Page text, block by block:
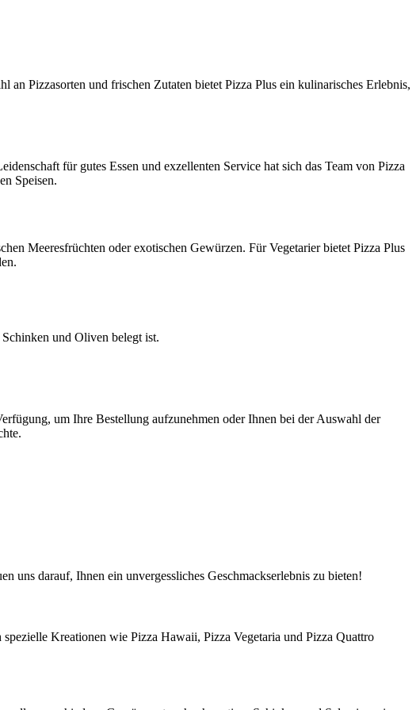
Pizzasorten und frischen Zutaten bietet Pizza Plus ein kulinarisches Erlebnis,
für gutes Essen und exzellenten Service hat sich das Team von Pizza
Speisen.
Meeresfrüchten oder exotischen Gewürzen. Für Vegetarier bietet Pizza Plus
und Oliven belegt ist.
um Ihre Bestellung aufzunehmen oder Ihnen bei der Auswahl der
uns darauf, Ihnen ein unvergessliches Geschmackserlebnis zu bieten!
Kreationen wie Pizza Hawaii, Pizza Vegetaria und Pizza Quattro